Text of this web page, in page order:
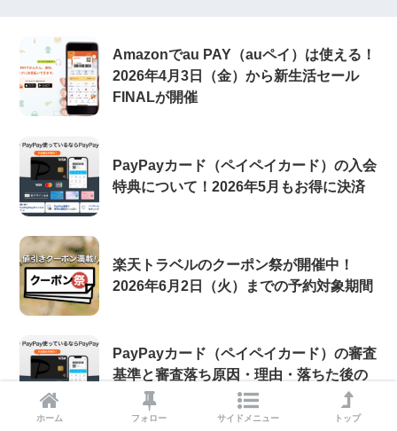
Amazonでau PAY（auペイ）は使える！
2026年4月3日（金）から新生活セール
FINALが開催
PayPayカード（ペイペイカード）の入会
特典について！2026年5月もお得に決済
楽天トラベルのクーポン祭が開催中！
2026年6月2日（火）までの予約対象期間
PayPayカード（ペイペイカード）の審査
基準と審査落ち原因・理由・落ちた後の
注意点について【2026年8月版】
ホーム フォロー サイドメニュー トップ